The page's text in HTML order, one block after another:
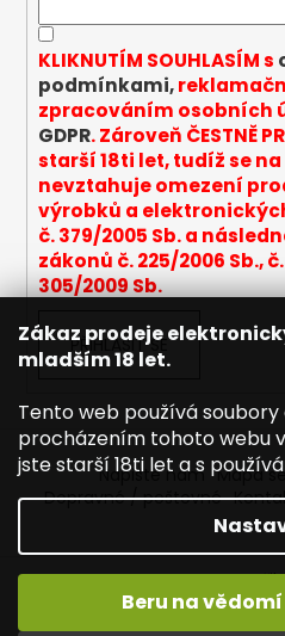
Zákaz prodeje
mladším 18 let.
Tento web používá soubory
procházením tohoto webu
jste starší 18ti let a s
Beru na
KLIKNUTÍM SOUHLASÍM s
podmínkami,
zpracováním osobních
GDPR. Zároveň ČESTNĚ
starší 18ti let, tudíž se
nevztahuje omezení
výrobků a
č. 379/2005 Sb. a
zákonů č. 225/2006 Sb.,
305/2009 Sb.
PŘIHLÁSIT SE
Napište nám Mapa
Dopravné / poštovné
Vytvořil
Copyright 2026Joyetech -